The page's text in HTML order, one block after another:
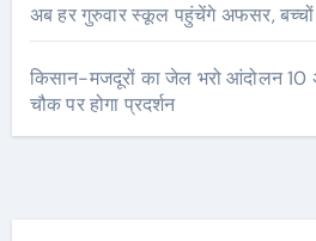
अब हर गुरुवार स्कूल पहुंचेंगे अफसर, बच्चों
किसान-मजदूरों का जेल भरो आंदोलन 10
चौक पर होगा प्रदर्शन